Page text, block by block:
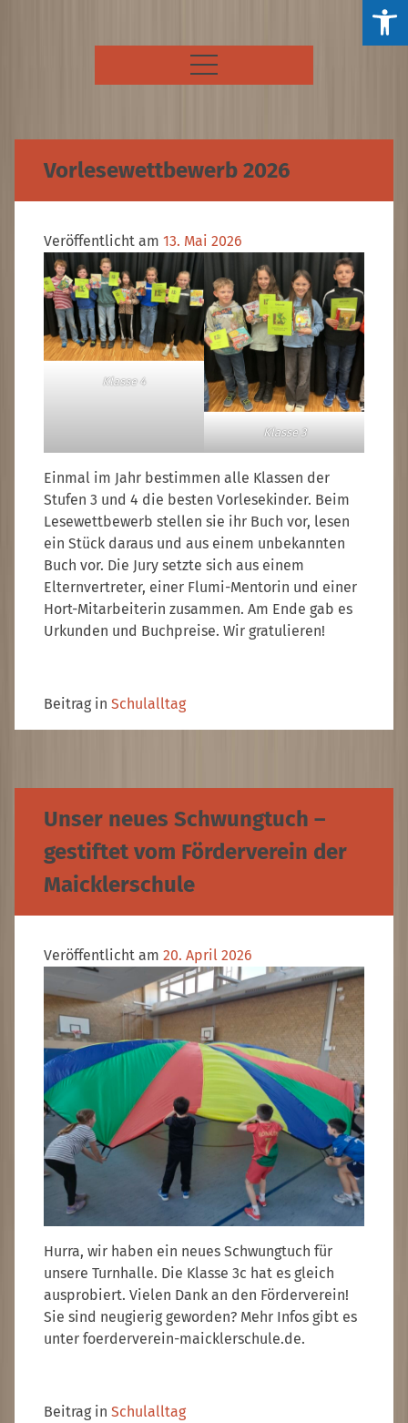
Vorlesewettbewerb 2026
Veröffentlicht am 13. Mai 2026
Klasse 4
Klasse 3
Einmal im Jahr bestimmen alle Klassen der
Stufen 3 und 4 die besten Vorlesekinder. Beim
Lesewettbewerb stellen sie ihr Buch vor, lesen
ein Stück daraus und aus einem unbekannten
Buch vor. Die Jury setzte sich aus einem
Elternvertreter, einer Flumi-Mentorin und einer
Hort-Mitarbeiterin zusammen. Am Ende gab es
Urkunden und Buchpreise. Wir gratulieren!
Beitrag in Schulalltag
Unser neues Schwungtuch –
gestiftet vom Förderverein der
Maicklerschule
Veröffentlicht am 20. April 2026
Hurra, wir haben ein neues Schwungtuch für
unsere Turnhalle. Die Klasse 3c hat es gleich
ausprobiert. Vielen Dank an den Förderverein!
Sie sind neugierig geworden? Mehr Infos gibt es
unter foerderverein-maicklerschule.de.
Beitrag in Schulalltag